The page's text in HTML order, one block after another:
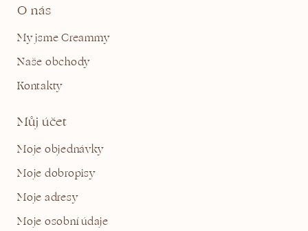
O nás
My jsme Creammy
Naše obchody
Kontakty
Můj účet
Moje objednávky
Moje dobropisy
Moje adresy
Moje osobní údaje